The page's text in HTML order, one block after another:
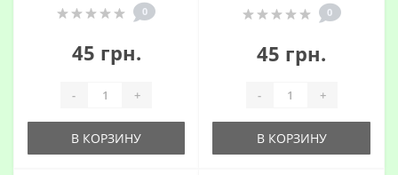
0
45 грн.
- +
В КОРЗИНУ
0
45 грн.
- +
В КОРЗИНУ